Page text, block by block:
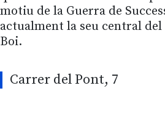
motiu de la Guerra de
actualment la seu central del
Boi.
Carrer del Pont, 7